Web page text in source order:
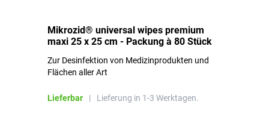
Mikrozid® universal wipes premium
maxi 25 x 25 cm - Packung à 80 Stück
Zur Desinfektion von Medizinprodukten und
Flächen aller Art
Lieferbar | Lieferung in 1-3 Werktagen.